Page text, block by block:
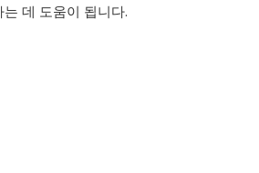
데 도움이 됩니다.